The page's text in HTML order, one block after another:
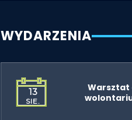
WYDARZENIA
13
SIE.
Warsztat